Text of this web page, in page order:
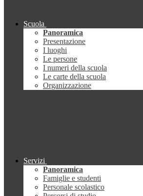
Scuola
Panoramica
Presentazione
I luoghi
Le persone
I numeri della scuola
Le carte della scuola
Organizzazione
Servizi
Panoramica
Famiglie e studenti
Personale scolastico